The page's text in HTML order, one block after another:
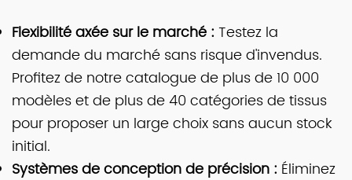
Flexibilité axée sur le marché : Testez la
demande du marché sans risque d'invendus.
Profitez de notre catalogue de plus de 10 000
modèles et de plus de 40 catégories de tissus
pour proposer un large choix sans aucun stock
initial.
Systèmes de conception de précision : Éliminez